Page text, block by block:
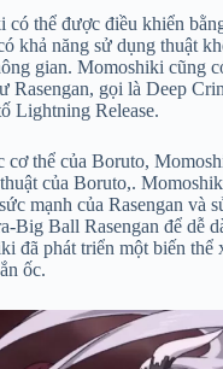
có thể được điều khiển
khả năng sử dụng thuật
gian. Momoshiki cũng
Rasengan, gọi là Deep
Lightning Release.
cơ thể của Boruto,
của Boruto,.
mạnh của Rasengan và
Big Ball Rasengan để dễ
đã phát triển một biến thể
ốc.